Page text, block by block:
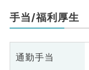
環器内
、老年
般、一
手当/福利厚生
通勤手当